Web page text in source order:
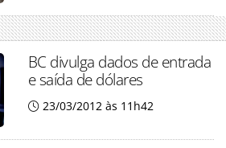
BC divulga dados de entrada
e saída de dólares
23/03/2012 às 11h42